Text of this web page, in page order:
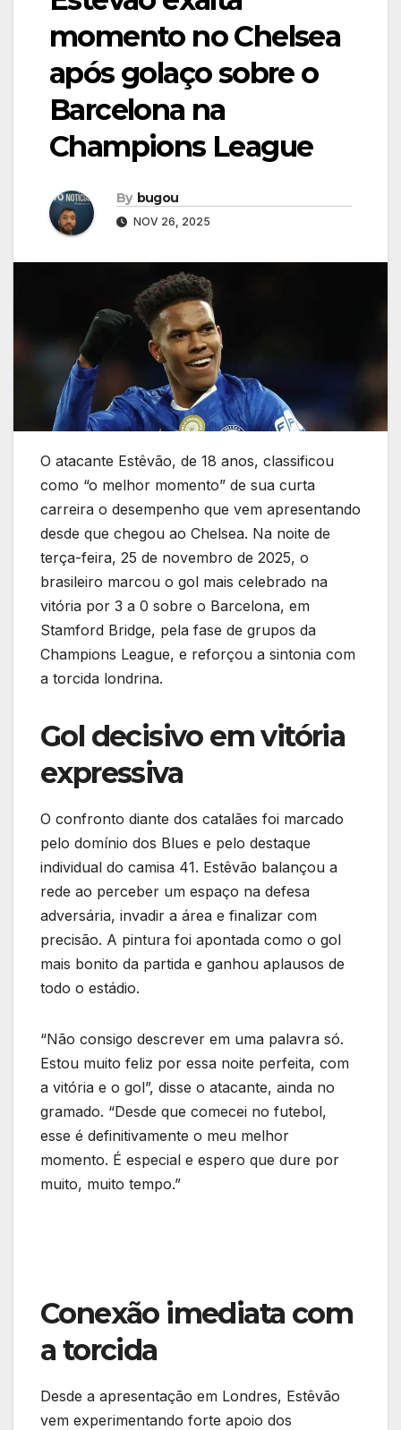
momento no Chelsea
após golaço sobre o
Barcelona na
Champions League
By bugou
NOV 26, 2025
O atacante Estêvão, de 18 anos, classificou
como “o melhor momento” de sua curta
carreira o desempenho que vem apresentando
desde que chegou ao Chelsea. Na noite de
terça-feira, 25 de novembro de 2025, o
brasileiro marcou o gol mais celebrado na
vitória por 3 a 0 sobre o Barcelona, em
Stamford Bridge, pela fase de grupos da
Champions League, e reforçou a sintonia com
a torcida londrina.
Gol decisivo em vitória
expressiva
O confronto diante dos catalães foi marcado
pelo domínio dos Blues e pelo destaque
individual do camisa 41. Estêvão balançou a
rede ao perceber um espaço na defesa
adversária, invadir a área e finalizar com
precisão. A pintura foi apontada como o gol
mais bonito da partida e ganhou aplausos de
todo o estádio.
“Não consigo descrever em uma palavra só.
Estou muito feliz por essa noite perfeita, com
a vitória e o gol”, disse o atacante, ainda no
gramado. “Desde que comecei no futebol,
esse é definitivamente o meu melhor
momento. É especial e espero que dure por
muito, muito tempo.”
Conexão imediata com
a torcida
Desde a apresentação em Londres, Estêvão
vem experimentando forte apoio dos